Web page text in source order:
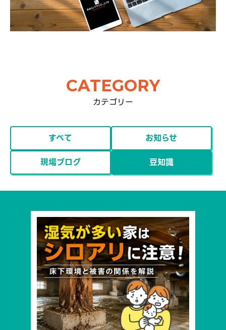
CATEGORY
カテゴリー
すべて
お知らせ
現場ブログ
豆知識